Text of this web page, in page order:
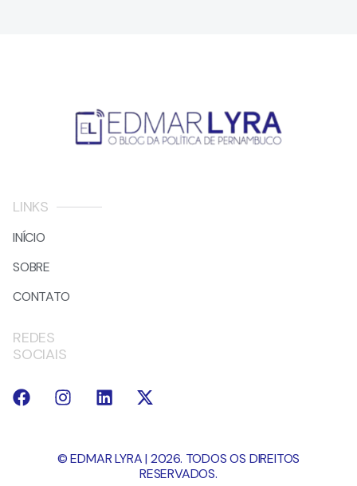
LINKS
INÍCIO
SOBRE
CONTATO
REDES
SOCIAIS
© EDMAR LYRA | 2026. TODOS OS DIREITOS
RESERVADOS.